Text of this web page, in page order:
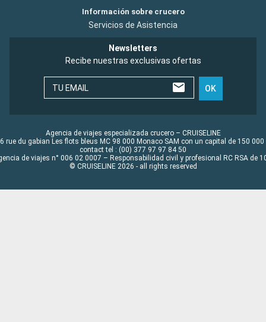
Información sobre crucero
Servicios de Asistencia
Newsletters
Recibe nuestras exclusivas ofertas
TU EMAIL OK
Agencia de viajes especializada crucero – CRUISELINE
rue du gabian Les flots bleus MC 98 000 Monaco SAM con un capital de 150 000
contact tel : (00) 377 97 97 84 50
de viajes n° 006 02 0007 – Responsabilidad civil y profesional RC RSA de
© CRUISELINE 2026 - all rights reserved